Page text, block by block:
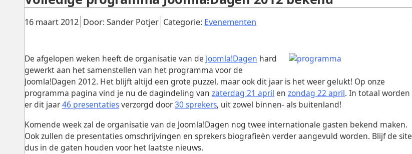
Gepubliceerd:
16 maart 2012 Door: Sander Potjer. Categorie: Evenementen
De afgelopen weken heeft de organisatie van de Joomla!Dagen hard
gewerkt aan het samenstellen van het programma voor de
Joomla!Dagen 2012. Het blijft altijd een grote puzzel, maar ook dit jaar is het weer gelukt! Op onze
programma pagina vind je nu de dagindeling vanzaterdag 21 april enzondag 22 april. In totaal worden
er dit jaar46 presentatiesverzorgd door30 sprekers, uit zowel binnen- als buitenland!
Komende week zal de organisatie van de Joomla!Dagen nog twee internationale gasten bekend maken.
Ook zullen de presentaties omschrijvingen en sprekers biografieën verder aangevuld worden. Blijf de site
dus in de gaten houden voor het laatste nieuws.